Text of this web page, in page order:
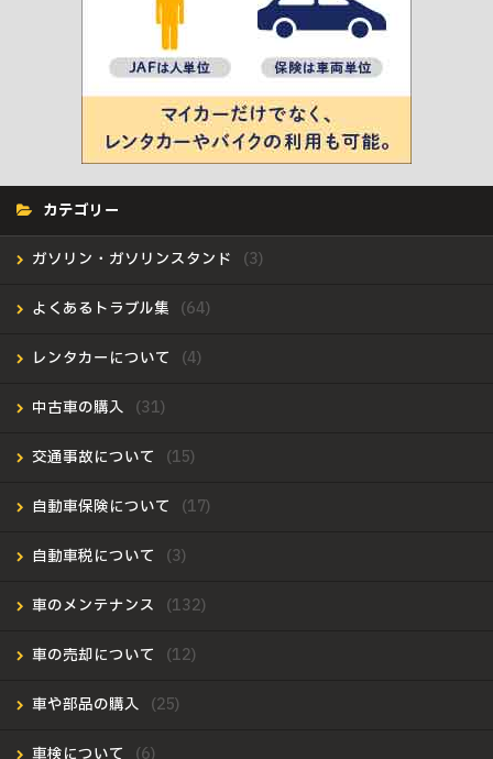
カテゴリー
ガソリン・ガソリンスタンド
よくあるトラブル集
レンタカーについて
中古車の購入
交通事故について
自動車保険について
自動車税について
車のメンテナンス
車の売却について
車や部品の購入
車検について